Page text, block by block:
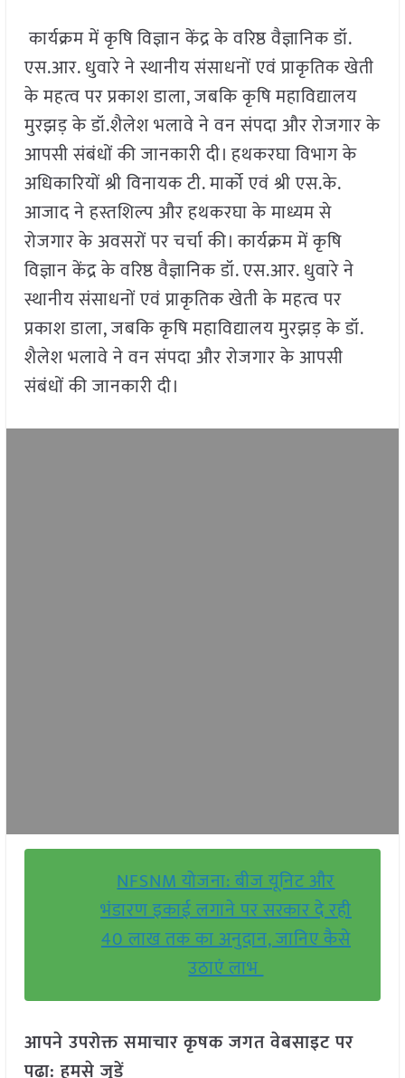
कार्यक्रम में कृषि विज्ञान केंद्र के वरिष्ठ वैज्ञानिक डॉ.
एस.आर. धुवारे ने स्थानीय संसाधनों एवं प्राकृतिक खेती
के महत्व पर प्रकाश डाला, जबकि कृषि महाविद्यालय
मुरझड़ के डॉ.शैलेश भलावे ने वन संपदा और रोजगार के
आपसी संबंधों की जानकारी दी। हथकरघा विभाग के
अधिकारियों श्री विनायक टी. मार्को एवं श्री एस.के.
आजाद ने हस्तशिल्प और हथकरघा के माध्यम से
रोजगार के अवसरों पर चर्चा की। कार्यक्रम में कृषि
विज्ञान केंद्र के वरिष्ठ वैज्ञानिक डॉ. एस.आर. धुवारे ने
स्थानीय संसाधनों एवं प्राकृतिक खेती के महत्व पर
प्रकाश डाला, जबकि कृषि महाविद्यालय मुरझड़ के डॉ.
शैलेश भलावे ने वन संपदा और रोजगार के आपसी
संबंधों की जानकारी दी।
NFSNM योजना: बीज यूनिट और
भंडारण इकाई लगाने पर सरकार दे रही
40 लाख तक का अनुदान, जानिए कैसे
उठाएं लाभ
आपने उपरोक्त समाचार कृषक जगत वेबसाइट पर